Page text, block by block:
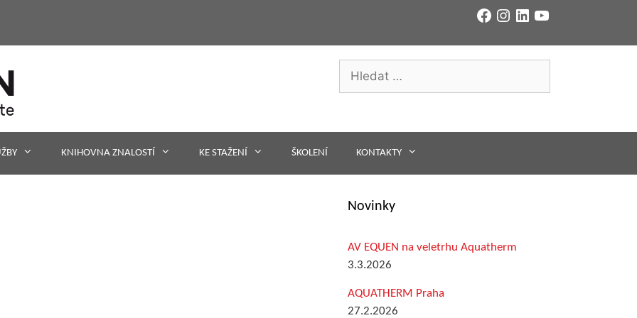
FacebookInstagramLinkedInYouTube
KNIHOVNA ZNALOSTÍ KE STAŽENÍ ŠKOLENÍ KONTAKTY
Novinky
AV EQUEN na veletrhu Aquatherm
3.3.2026
AQUATHERM Praha
27.2.2026